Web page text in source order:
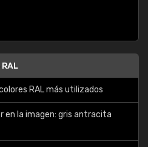
RAL
RAL más utilizados
en la imagen: gris antracita